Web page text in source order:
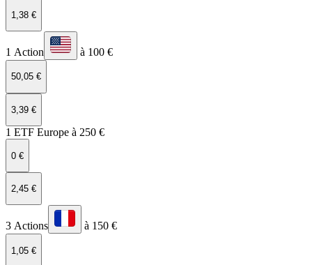
1,38 €
1 Action à 100 €
50,05 €
3,39 €
1 ETF Europe à 250 €
0 €
2,45 €
3 Actions à 150 €
1,05 €